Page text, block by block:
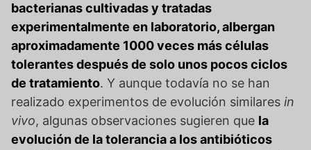
bacterianas cultivadas y tratadas
experimentalmente en laboratorio, albergan
aproximadamente 1000 veces más células
tolerantes después de solo unos pocos ciclos
de tratamiento. Y aunque todavía no se han
realizado experimentos de evolución similares in
vivo, algunas observaciones sugieren que la
evolución de la tolerancia a los antibióticos